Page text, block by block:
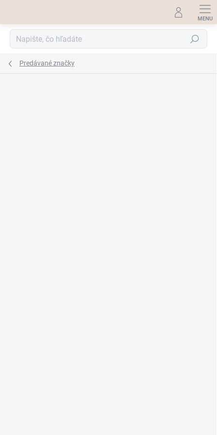
Hľadať
Predávané značky